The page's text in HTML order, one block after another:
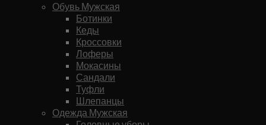
Обувь Мужская
Ботинки
Кеды
Кроссовки
Лоферы
Мокасины
Сандали
Туфли
Шлепанцы
Одежда Мужская